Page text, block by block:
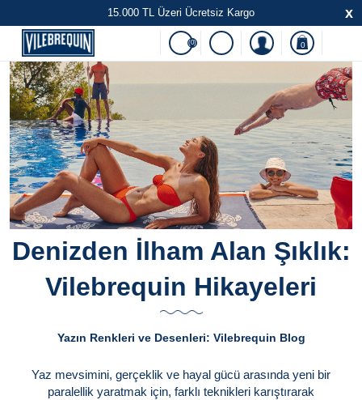
15.000 TL Üzeri Ücretsiz Kargo x
(0) 0
Denizden İlham Alan Şıklık:
Vilebrequin Hikayeleri
Yazın Renkleri ve Desenleri: Vilebrequin Blog
Yaz mevsimini, gerçeklik ve hayal gücü arasında yeni bir
paralellik yaratmak için, farklı teknikleri karıştırarak